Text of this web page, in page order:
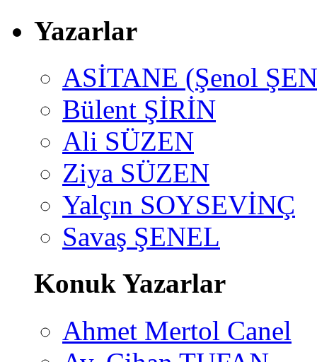
Yazarlar
ASİTANE (Şenol
Bülent ŞİRİN
Ali SÜZEN
Ziya SÜZEN
Yalçın SOYSEVİNÇ
Savaş ŞENEL
Konuk Yazarlar
Ahmet Mertol Canel